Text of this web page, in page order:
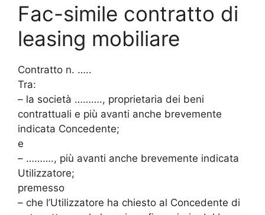
Fac-simile contratto di
leasing mobiliare
Contratto n. …..
Tra:
– la società ………., proprietaria dei beni
contrattuali e più avanti anche brevemente
indicata Concedente;
e
– ………., più avanti anche brevemente indicata
Utilizzatore;
premesso
– che l’Utilizzatore ha chiesto al Concedente di